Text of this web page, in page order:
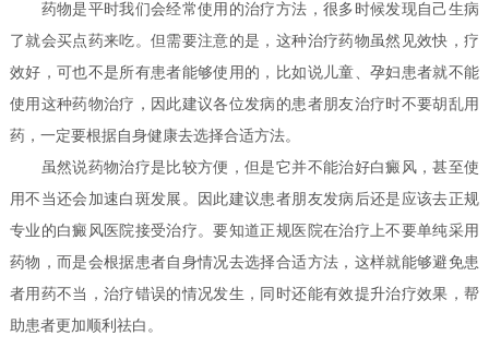
药物是平时我们会经常使用的治疗方法，很多时候发现自己生病
了就会买点药来吃。但需要注意的是，这种治疗药物虽然见效快，疗
效好，可也不是所有患者能够使用的，比如说儿童、孕妇患者就不能
使用这种药物治疗，因此建议各位发病的患者朋友治疗时不要胡乱用
药，一定要根据自身健康去选择合适方法。
虽然说药物治疗是比较方便，但是它并不能治好白癜风，甚至使
用不当还会加速白斑发展。因此建议患者朋友发病后还是应该去正规
专业的白癜风医院接受治疗。要知道正规医院在治疗上不要单纯采用
药物，而是会根据患者自身情况去选择合适方法，这样就能够避免患
者用药不当，治疗错误的情况发生，同时还能有效提升治疗效果，帮
助患者更加顺利祛白。